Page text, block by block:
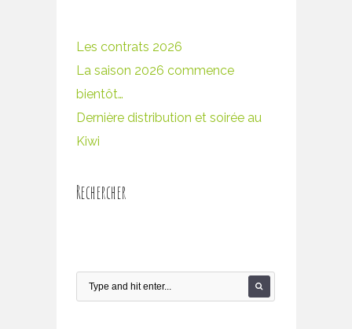
Les contrats 2026
La saison 2026 commence
bientôt…
Dernière distribution et soirée au
Kiwi
Rechercher